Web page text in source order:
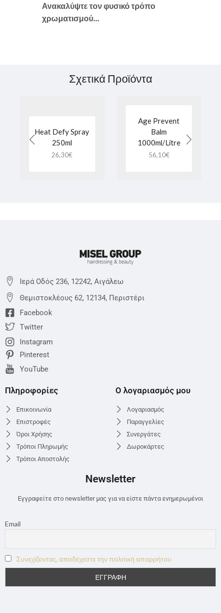
Ανακαλύψτε τον φυσικό τρόπο
χρωματισμού…
Σχετικά Προϊόντα
Heat Defy Spray
250ml
26,30€
Age Prevent
Balm
1000ml/Litre
56,10€
Ιερά Οδός 236, 12242, Αιγάλεω
Θεμιστoκλέους 62, 12134, Περιστέρι
Facebook
Twitter
Instagram
Pinterest
YouTube
Πληροφορίες
Επικοινωνία
Επιστροφές
Όροι Χρήσης
Τρόποι Πληρωμής
Τρόποι Αποστολής
Ο λογαριασμός μου
Λογαριασμός
Παραγγελίες
Συνεργάτες
Δωροκάρτες
Newsletter
Εγγραφείτε στο newsletter μας για να είστε πάντα ενημερωμένοι
Email
Συνεχίζοντας, αποδέχεστε την πολιτική απορρήτου